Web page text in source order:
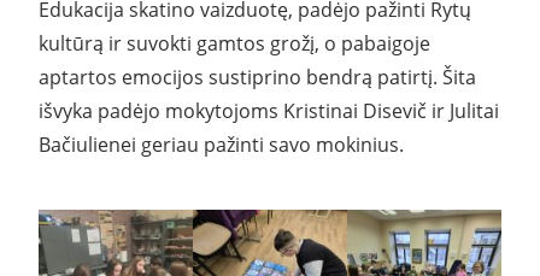
Edukacija skatino vaizduotę, padėjo pažinti Rytų
kultūrą ir suvokti gamtos grožį, o pabaigoje
aptartos emocijos sustiprino bendrą patirtį. Šita
išvyka padėjo mokytojoms Kristinai Disevič ir Julitai
Bačiulienei geriau pažinti savo mokinius.